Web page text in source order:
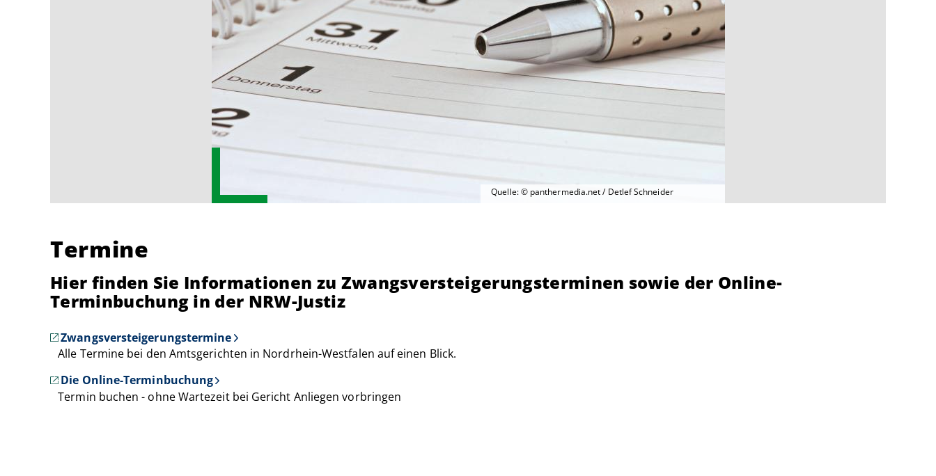
Quelle: © panthermedia.net / Detlef Schneider
Termine
Hier finden Sie Informationen zu Zwangsversteigerungsterminen sowie der Online-
Terminbuchung in der NRW-Justiz
Zwangsversteigerungstermine
Alle Termine bei den Amtsgerichten in Nordrhein-Westfalen auf einen Blick.
Die Online-Terminbuchung
Termin buchen - ohne Wartezeit bei Gericht Anliegen vorbringen